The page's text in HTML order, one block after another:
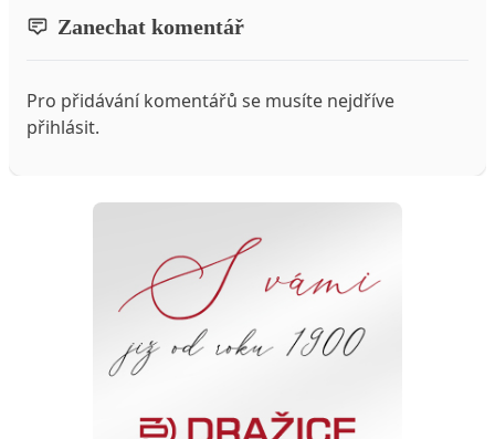
Zanechat komentář
Pro přidávání komentářů se musíte nejdříve
přihlásit.